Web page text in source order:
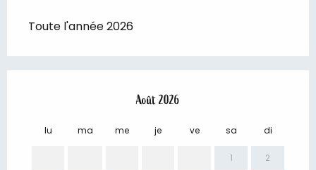
Toute l'année 2026
Août 2026
lu ma me je ve sa di
1 2